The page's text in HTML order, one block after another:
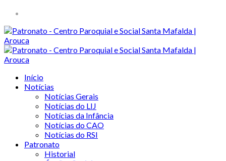
Início
Notícias
Notícias Gerais
Notícias do LIJ
Notícias da Infância
Notícias do CAO
Notícias do RSI
Patronato
Historial